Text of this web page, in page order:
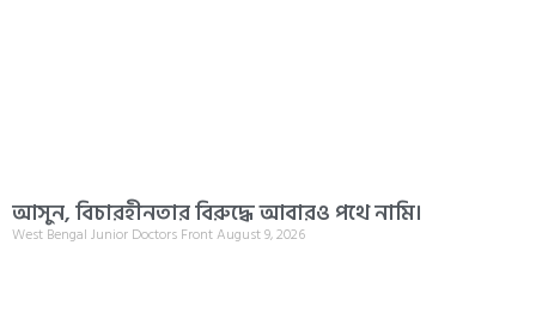
আসুন, বিচারহীনতার বিরুদ্ধে আবারও পথে নামি।
West Bengal Junior Doctors FrontAugust 9, 2026